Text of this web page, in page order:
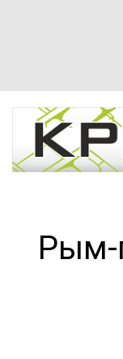
Рым-